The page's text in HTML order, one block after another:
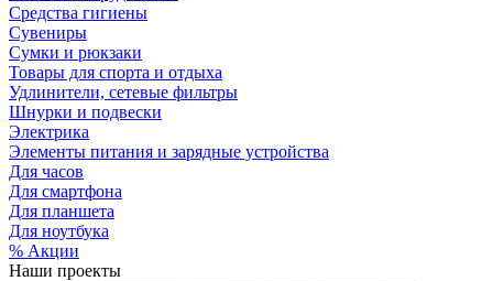
Средства гигиены
Сувениры
Сумки и рюкзаки
Товары для спорта и отдыха
Удлинители, сетевые фильтры
Шнурки и подвески
Электрика
Элементы питания и зарядные устройства
Для часов
Для смартфона
Для планшета
Для ноутбука
% Акции
Наши проекты